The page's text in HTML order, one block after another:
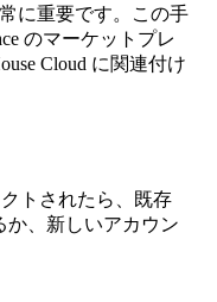
に重要です。この手
のマーケットプレ
Cloud に関連付け
トされたら、既存
か、新しいアカウン